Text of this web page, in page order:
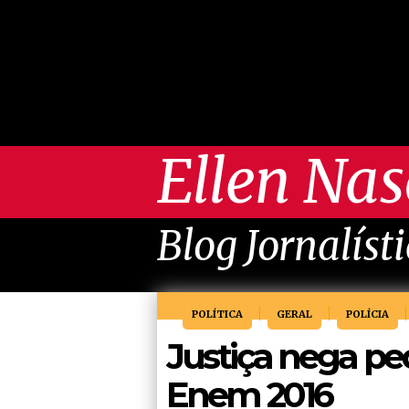
Ellen
Blog
POLÍTICA GERAL POLÍCIA
Justiça nega
Enem 2016